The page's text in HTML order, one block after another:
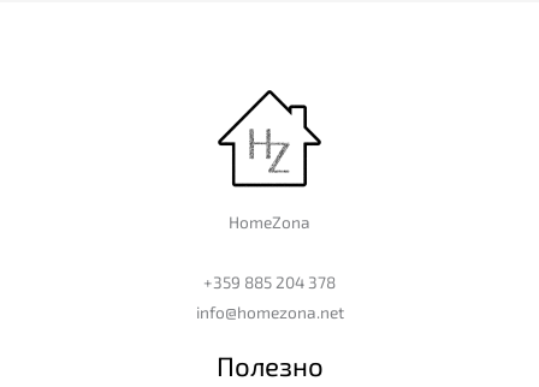
HomeZona
+359 885 204 378
info@homezona.net
Полезно